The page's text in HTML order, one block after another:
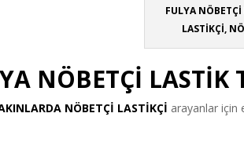
FULYA
LASTİKÇİ,
NÖBETÇİ LASTİK
NÖBETÇİ LASTİKÇİ arayanlar için